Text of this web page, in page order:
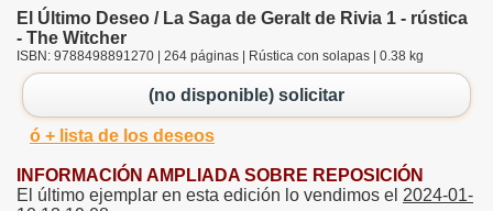
El Último Deseo / La Saga de Geralt de Rivia 1 - rústica
- The Witcher
ISBN: 9788498891270 | 264 páginas | Rústica con solapas | 0.38 kg
(no disponible) solicitar
ó + lista de los deseos
INFORMACIÓN AMPLIADA SOBRE REPOSICIÓN
El último ejemplar en esta edición lo vendimos el 2024-01-